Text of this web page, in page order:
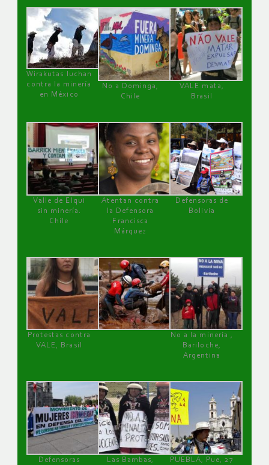
Wirakutas luchan
contra la minería
en México
No a Dominga,
Chile
VALE mata,
Brasil
Valle de Elqui
sin minería.
Chile
Atentan contra
la Defensora
Francisca
Márquez
Defensoras de
Bolivia
Protestas contra
VALE, Brasil
No a la minería ,
Bariloche,
Argentina
Defensoras
Las Bambas,
PUEBLA, Pue, 27